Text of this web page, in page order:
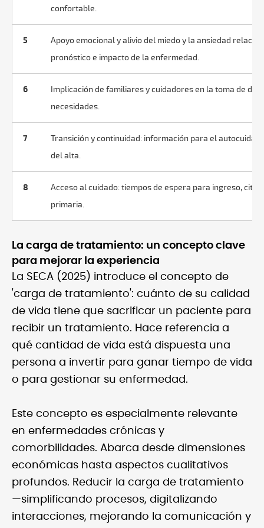
confortable.
5
Apoyo emocional y alivio del miedo y la ansiedad
pronóstico e impacto de la enfermedad.
6
Implicación de familiares y cuidadores en la toma de
necesidades.
7
Transición y continuidad: información para el
del alta.
8
Acceso al cuidado: tiempos de espera para ingreso,
primaria.
La carga de tratamiento: un concepto clave
para mejorar la experiencia
La SECA (2025) introduce el concepto de
'carga de tratamiento': cuánto de su calidad
de vida tiene que sacrificar un paciente para
recibir un tratamiento. Hace referencia a
qué cantidad de vida está dispuesta una
persona a invertir para ganar tiempo de vida
o para gestionar su enfermedad.
Este concepto es especialmente relevante
en enfermedades crónicas y
comorbilidades. Abarca desde dimensiones
económicas hasta aspectos cualitativos
profundos. Reducir la carga de tratamiento
—simplificando procesos, digitalizando
interacciones, mejorando la comunicación y